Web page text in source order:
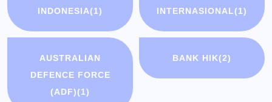
INDONESIA(1)
INTERNASIONAL(1)
AUSTRALIAN
DEFENCE FORCE
(ADF)(1)
BANK HIK(2)